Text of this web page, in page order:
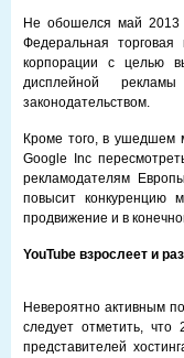
Не обошелся май 2013
Федеральная
корпорации с целью
дисплейной
законодательством.
Кроме того, в ушедшем
Google Inc
рекламодателям
повысит конкуренцию
продвижение и в
YouTube взрослеет и
Невероятно активным
следует отметить,
представителей